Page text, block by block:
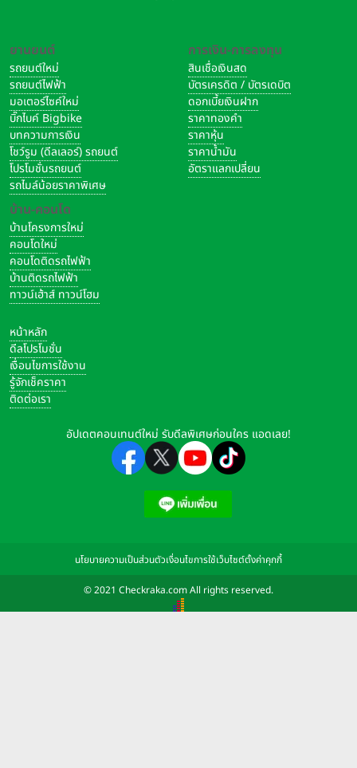
ยานยนต์
รถยนต์ใหม่
รถยนต์ไฟฟ้า
มอเตอร์ไซค์ใหม่
บิ๊กไบค์ Bigbike
บทความการเงิน
โชว์รูม (ดีลเลอร์) รถยนต์
โปรโมชั่นรถยนต์
รถไมล์น้อยราคาพิเศษ
บ้าน-คอนโด
บ้านโครงการใหม่
คอนโดใหม่
คอนโดติดรถไฟฟ้า
บ้านติดรถไฟฟ้า
ทาวน์เฮ้าส์ ทาวน์โฮม
การเงิน-การลงทุน
สินเชื่อเงินสด
บัตรเครดิต / บัตรเดบิต
ดอกเบี้ยเงินฝาก
ราคาทองคำ
ราคาหุ้น
ราคาน้ำมัน
อัตราแลกเปลี่ยน
หน้าหลัก
ดีลโปรโมชั่น
เงื่อนไขการใช้งาน
รู้จักเช็คราคา
ติดต่อเรา
อัปเดตคอนเทนต์ใหม่ รับดีลพิเศษก่อนใคร แอดเลย!
นโยบายความเป็นส่วนตัวเงื่อนไขการใช้เว็บไซต์ตั้งค่าคุกกี้
© 2021 Checkraka.com All rights reserved.